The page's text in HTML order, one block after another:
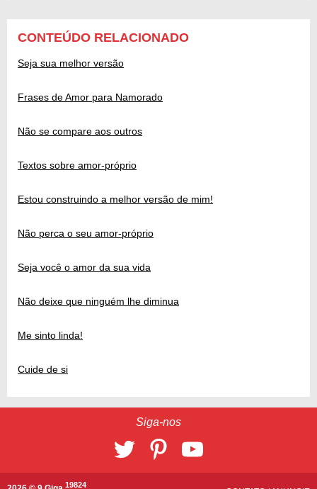
CONTEÚDO RELACIONADO
Seja sua melhor versão
Frases de Amor para Namorado
Não se compare aos outros
Textos sobre amor-próprio
Estou construindo a melhor versão de mim!
Não perca o seu amor-próprio
Seja você o amor da sua vida
Não deixe que ninguém lhe diminua
Me sinto linda!
Cuide de si
Siga-nos
19824